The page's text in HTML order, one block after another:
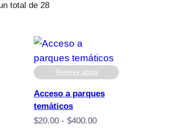
total de 28Ordenado
Reserve ahora
Acceso a parques
temáticos
$20.00 - $400.00Rango